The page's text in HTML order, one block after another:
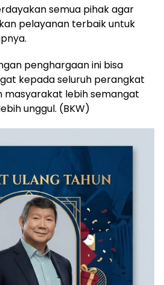
semua pihak agar
pelayanan terbaik untuk
penghargaan ini bisa
kepada seluruh perangkat
masyarakat lebih semangat
unggul. (BKW)